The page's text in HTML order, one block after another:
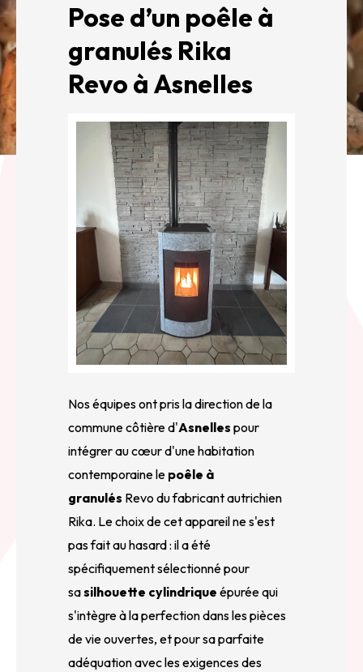
Pose d’un poêle à
granulés Rika
Revo à Asnelles
Nos équipes ont pris la direction de la
commune côtière d'Asnelles pour
intégrer au cœur d'une habitation
contemporaine le poêle à
granulés Revo du fabricant autrichien
Rika. Le choix de cet appareil ne s'est
pas fait au hasard : il a été
spécifiquement sélectionné pour
sasilhouette cylindrique épurée qui
s'intègre à la perfection dans les pièces
de vie ouvertes, et pour sa parfaite
adéquation avec les exigences des